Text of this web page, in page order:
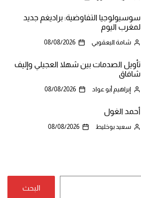
سوسيولوجيا التفاوضية: براديغم جديد
لمغرب اليوم
شامة اليعقوبي 08/08/2026
تأويل الصدمات بين شهلا العجيلي وإليف
شافاق
إبراهيم أبو عواد 08/08/2026
أحمد الغول
سعيد بوخليط 08/08/2026
البحث